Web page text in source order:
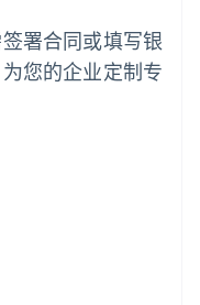
署合同或填写银
您的企业定制专